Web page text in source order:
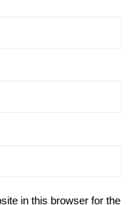
in this browser for the